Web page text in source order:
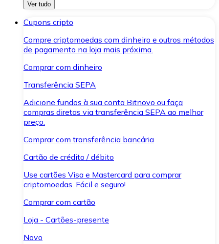
Ver tudo
Cupons cripto
Compre criptomoedas com dinheiro e outros métodos
de pagamento na loja mais próxima.
Comprar com dinheiro
Transferência SEPA
Adicione fundos à sua conta Bitnovo ou faça
compras diretas via transferência SEPA ao melhor
preço.
Comprar com transferência bancária
Cartão de crédito / débito
Use cartões Visa e Mastercard para comprar
criptomoedas. Fácil e seguro!
Comprar com cartão
Loja - Cartões-presente
Novo